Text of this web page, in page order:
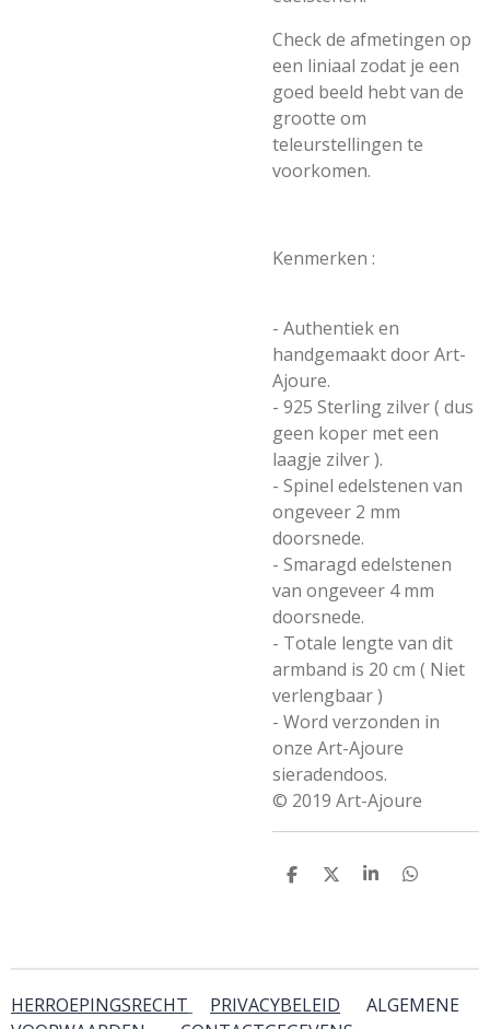
Check de afmetingen op
een liniaal zodat je een
goed beeld hebt van de
grootte om
teleurstellingen te
voorkomen.
Kenmerken :
- Authentiek en
handgemaakt door Art-
Ajoure.
- 925 Sterling zilver ( dus
geen koper met een
laagje zilver ).
- Spinel edelstenen van
ongeveer 2 mm
doorsnede.
- Smaragd edelstenen
van ongeveer 4 mm
doorsnede.
- Totale lengte van dit
armband is 20 cm ( Niet
verlengbaar )
- Word verzonden in
onze Art-Ajoure
sieradendoos.
© 2019 Art-Ajoure
D
D
S
D
HERROEPINGSRECHT PRIVACYBELEID
ALGEMENE